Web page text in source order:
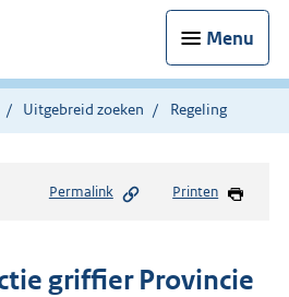
Menu
Uitgebreid zoeken Regeling
Permalink Printen
griffier Provincie